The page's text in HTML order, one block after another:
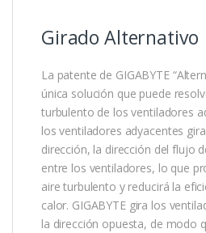
Girado Alternativo
La patente de GIGABYTE
única solución que puede
turbulento de los ventiladores
los ventiladores adyacentes
dirección, la dirección del flujo
entre los ventiladores, lo que
aire turbulento y reducirá la
calor. GIGABYTE gira los
la dirección opuesta, de modo